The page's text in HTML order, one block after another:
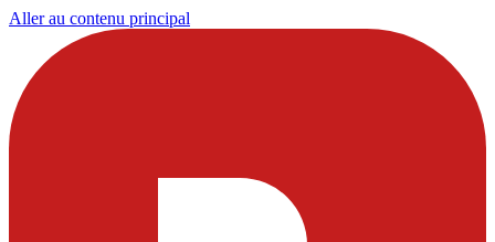
Aller au contenu principal